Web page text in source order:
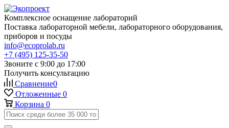
Комплексное оснащение лабораторий
Поставка лабораторной мебели, лабораторного оборудования,
приборов и посуды
info@ecoprolab.ru
+7 (495) 125-35-50
Звоните с 9:00 до 17:00
Получить консультацию
Сравнение0
Отложенные 0
Корзина 0